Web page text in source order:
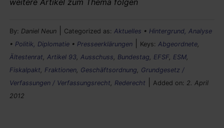
By: Daniel Neun Categorized as: Aktuelles • Hintergrund, Analyse
• Politik, Diplomatie • Presseerklärungen Keys: Abgeordnete
Ältestenrat Artikel 93 Ausschuss Bundestag EFSF ESM
Fiskalpakt Fraktionen Geschäftsordnung
Grundgesetz /
Verfassungen / Verfassungsrecht Rederecht Added on: 2. April
2012